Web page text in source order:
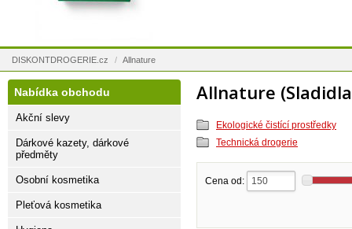
DISKONTDROGERIE.cz / Allnature
Allnature
Ekologické čistící prostředky
Technická drogerie
Cena od:
Nabídka obchodu
Akční slevy
Dárkové kazety, dárkové
předměty
Osobní kosmetika
Pleťová kosmetika